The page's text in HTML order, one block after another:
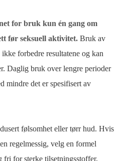
for bruk kun én gang om
før seksuell aktivitet. Bruk av
forbedre resultatene og kan
Daglig bruk over lengre perioder
mindre det er spesifisert av
følsomhet eller tørr hud. Hvis
regelmessig, velg en formel
fri for sterke tilsetningsstoffer.